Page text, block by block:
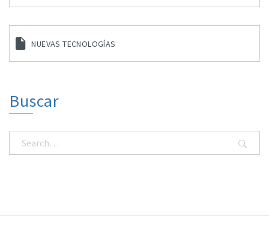
NUEVAS TECNOLOGÍAS
Buscar